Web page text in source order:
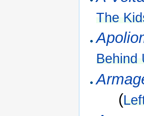
The
Behind
(